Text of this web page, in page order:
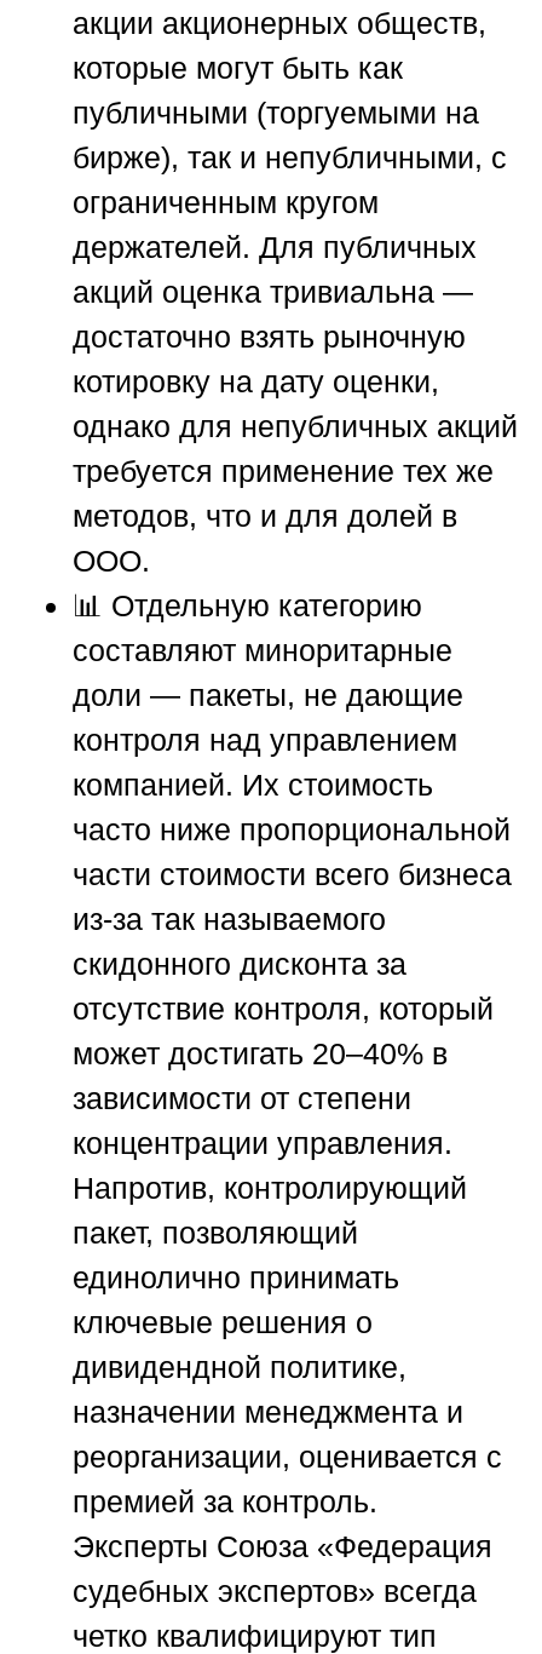
акции акционерных обществ,
которые могут быть как
публичными (торгуемыми на
бирже), так и непубличными, с
ограниченным кругом
держателей. Для публичных
акций оценка тривиальна —
достаточно взять рыночную
котировку на дату оценки,
однако для непубличных акций
требуется применение тех же
методов, что и для долей в
ООО.
📊 Отдельную категорию
составляют миноритарные
доли — пакеты, не дающие
контроля над управлением
компанией. Их стоимость
часто ниже пропорциональной
части стоимости всего бизнеса
из-за так называемого
скидонного дисконта за
отсутствие контроля, который
может достигать 20–40% в
зависимости от степени
концентрации управления.
Напротив, контролирующий
пакет, позволяющий
единолично принимать
ключевые решения о
дивидендной политике,
назначении менеджмента и
реорганизации, оценивается с
премией за контроль.
Эксперты Союза «Федерация
судебных экспертов» всегда
четко квалифицируют тип